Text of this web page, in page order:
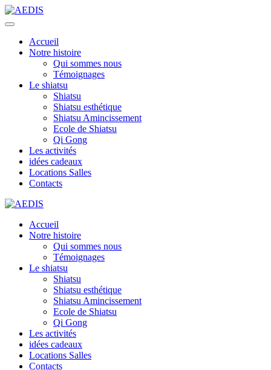
Accueil
Notre histoire
Qui sommes nous
Témoignages
Le shiatsu
Shiatsu
Shiatsu esthétique
Shiatsu Amincissement
Ecole de Shiatsu
Qi Gong
Les activités
idées cadeaux
Locations Salles
Contacts
Accueil
Notre histoire
Qui sommes nous
Témoignages
Le shiatsu
Shiatsu
Shiatsu esthétique
Shiatsu Amincissement
Ecole de Shiatsu
Qi Gong
Les activités
idées cadeaux
Locations Salles
Contacts